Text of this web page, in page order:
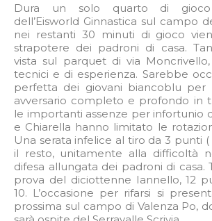
Dura un solo quarto di gioco
dell’Eisworld Ginnastica sul campo
nei restanti 30 minuti di gioco
strapotere dei padroni di casa.
vista sul parquet di via
tecnici e di esperienza. Sarebbe
perfetta dei giovani biancoblu per
avversario completo e profondo in
le importanti assenze per infortunio
e Chiarella hanno limitato le
Una serata infelice al tiro da 3 punti
il resto, unitamente alla difficoltà
difesa allungata dei padroni di casa.
prova del diciottenne Iannello, 12
10. L’occasione per rifarsi si
prossima sul campo di Valenza Po,